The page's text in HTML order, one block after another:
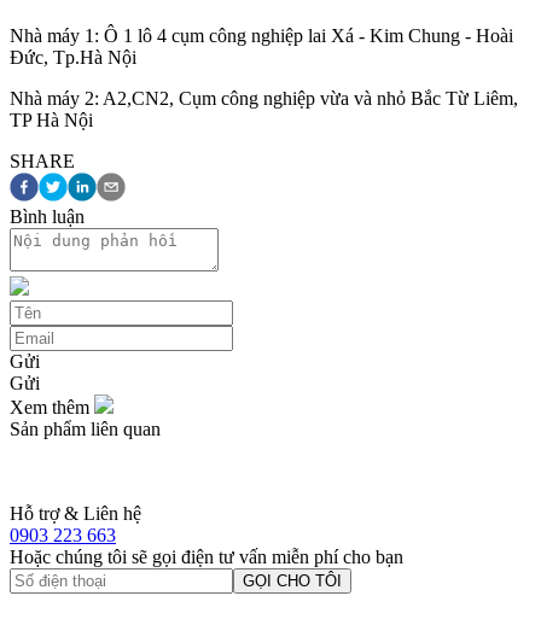
Nhà máy 1: Ô 1 lô 4 cụm công nghiệp lai Xá - Kim Chung - Hoài
Đức, Tp.Hà Nội
Nhà máy 2: A2,CN2, Cụm công nghiệp vừa và nhỏ Bắc Từ Liêm,
TP Hà Nội
SHARE
Bình luận
Gửi
Gửi
Xem thêm
Sản phẩm liên quan
Hỗ trợ & Liên hệ
0903 223 663
Hoặc chúng tôi sẽ gọi điện tư vấn miễn phí cho bạn
GỌI CHO TÔI